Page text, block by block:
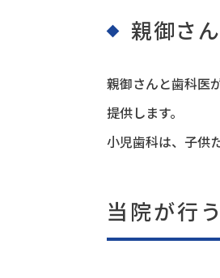
親御さ
親御さんと歯科医
提供します。
小児歯科は、子供
当院が行